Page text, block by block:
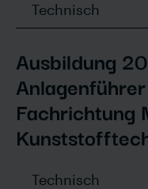
Technisch
Ausbildung
Fachrichtung
Technisch